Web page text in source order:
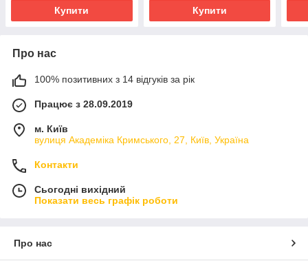
Купити Купити
Про нас
100% позитивних з 14 відгуків за рік
Працює з 28.09.2019
м. Київ
вулиця Академіка Кримського, 27, Київ, Україна
Контакти
Сьогодні вихідний
Показати весь графік роботи
Про нас